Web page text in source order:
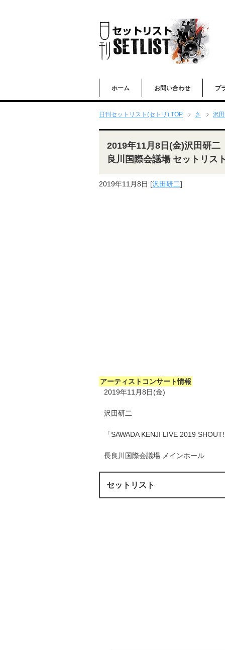
ホーム お問い合わせ プ
日刊セットリスト(セトリ) TOP さ 沢
2019年11月8日(金)沢田研
良川国際会議場 セットリスト
2019年11月8日 [沢田研二]
アーティストコンサート情報
2019年11月8日(金)
沢田研二
「SAWADA KENJI LIVE 2019 SHOUT!
長良川国際会議場 メインホール
セットリスト